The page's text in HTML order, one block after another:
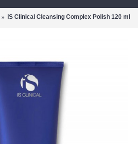
iS Clinical Cleansing Complex Polish 120 ml